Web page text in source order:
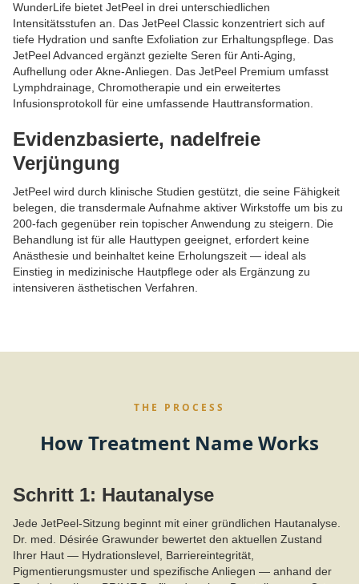
WunderLife bietet JetPeel in drei unterschiedlichen
Intensitätsstufen an. Das JetPeel Classic konzentriert sich auf
tiefe Hydration und sanfte Exfoliation zur Erhaltungspflege. Das
JetPeel Advanced ergänzt gezielte Seren für Anti-Aging,
Aufhellung oder Akne-Anliegen. Das JetPeel Premium umfasst
Lymphdrainage, Chromotherapie und ein erweitertes
Infusionsprotokoll für eine umfassende Hauttransformation.
Evidenzbasierte, nadelfreie
Verjüngung
JetPeel wird durch klinische Studien gestützt, die seine Fähigkeit
belegen, die transdermale Aufnahme aktiver Wirkstoffe um bis zu
200-fach gegenüber rein topischer Anwendung zu steigern. Die
Behandlung ist für alle Hauttypen geeignet, erfordert keine
Anästhesie und beinhaltet keine Erholungszeit — ideal als
Einstieg in medizinische Hautpflege oder als Ergänzung zu
intensiveren ästhetischen Verfahren.
THE PROCESS
How Treatment Name Works
Schritt 1: Hautanalyse
Jede JetPeel-Sitzung beginnt mit einer gründlichen Hautanalyse.
Dr. med. Désirée Grawunder bewertet den aktuellen Zustand
Ihrer Haut — Hydrationslevel, Barriereintegrität,
Pigmentierungsmuster und spezifische Anliegen — anhand der